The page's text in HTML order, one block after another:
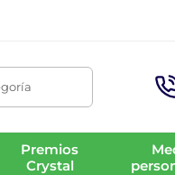
Premios
Crystal